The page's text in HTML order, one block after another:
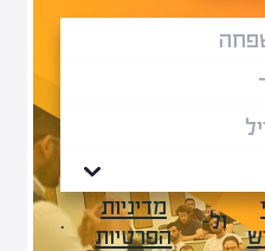
ול-
מדיניות
הפרטיות
.